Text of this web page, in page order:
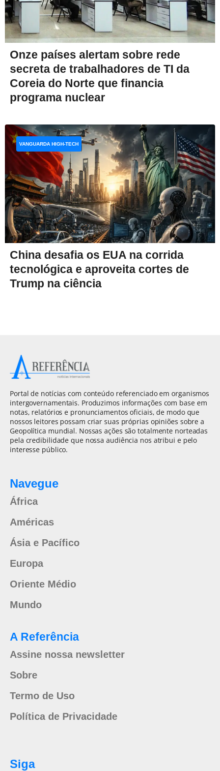
Onze países alertam sobre rede
secreta de trabalhadores de TI da
Coreia do Norte que financia
programa nuclear
China desafia os EUA na corrida
tecnológica e aproveita cortes de
Trump na ciência
VANGUARDA HIGH-TECH
Portal de notícias com conteúdo referenciado em organismos
intergovernamentais. Produzimos informações com base em
notas, relatórios e pronunciamentos oficiais, de modo que
nossos leitores possam criar suas próprias opiniões sobre a
Geopolítica mundial. Nossas ações são totalmente norteadas
pela credibilidade que nossa audiência nos atribui e pelo
interesse público.
Navegue
África
Américas
Ásia e Pacífico
Europa
Oriente Médio
Mundo
A Referência
Assine nossa newsletter
Sobre
Termo de Uso
Política de Privacidade
Siga